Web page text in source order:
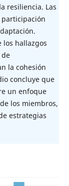
resiliencia. Las
los hallazgos
la cohesión
concluye que
un enfoque
los miembros,
estrategias